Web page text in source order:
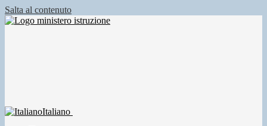
Salta al contenuto
Italiano